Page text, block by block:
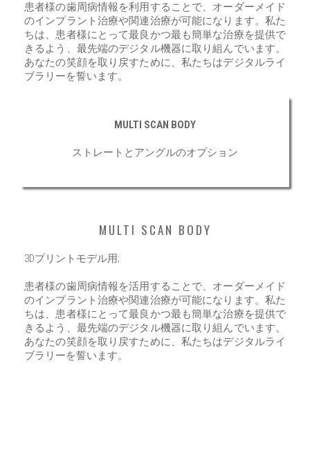
患者様の歯周病情報を利用することで、オーダーメイド
のインプラント治療や関連治療が可能になります。私た
ちは、患者様にとって最良かつ最も簡単な治療を提供で
きるよう、最先端のデジタル機器に取り組んでいます。
あなたの笑顔を取り戻すために、私たちはデジタルライ
ブラリーを誓います。
MULTI SCAN BODY
ストレートとアングルのオプション
MULTI SCAN BODY
3Dプリントモデル用;
患者様の歯周病情報を活用することで、オーダーメイド
のインプラント治療や関連治療が可能になります。私た
ちは、患者様にとって最良かつ最も簡単な治療を提供で
きるよう、最先端のデジタル機器に取り組んでいます。
あなたの笑顔を取り戻すために、私たちはデジタルライ
ブラリーを誓います。